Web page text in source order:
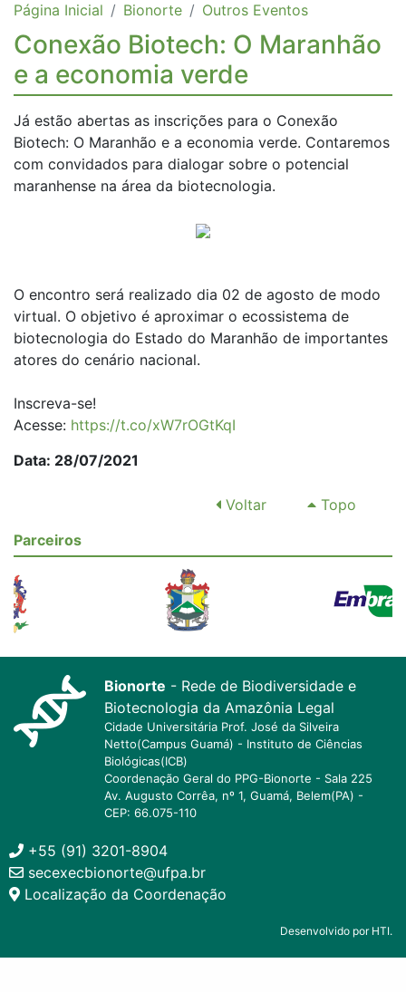
Página Inicial Bionorte Outros Eventos
Conexão Biotech: O Maranhão
e a economia verde
Já estão abertas as inscrições para o Conexão
Biotech: O Maranhão e a economia verde. Contaremos
com convidados para dialogar sobre o potencial
maranhense na área da biotecnologia.
O encontro será realizado dia 02 de agosto de modo
virtual. O objetivo é aproximar o ecossistema de
biotecnologia do Estado do Maranhão de importantes
atores do cenário nacional.
Inscreva-se!
Acesse: https://t.co/xW7rOGtKqI
Data: 28/07/2021
Voltar
Topo
Parceiros
Bionorte - Rede de Biodiversidade e
Biotecnologia da Amazônia Legal
Cidade Universitária Prof. José da Silveira
Netto(Campus Guamá) - Instituto de Ciências
Biológicas(ICB)
Coordenação Geral do PPG-Bionorte - Sala 225
Av. Augusto Corrêa, nº 1, Guamá, Belem(PA) -
CEP: 66.075-110
+55 (91) 3201-8904
secexecbionorte@ufpa.br
Localização da Coordenação
Desenvolvido por HTI.